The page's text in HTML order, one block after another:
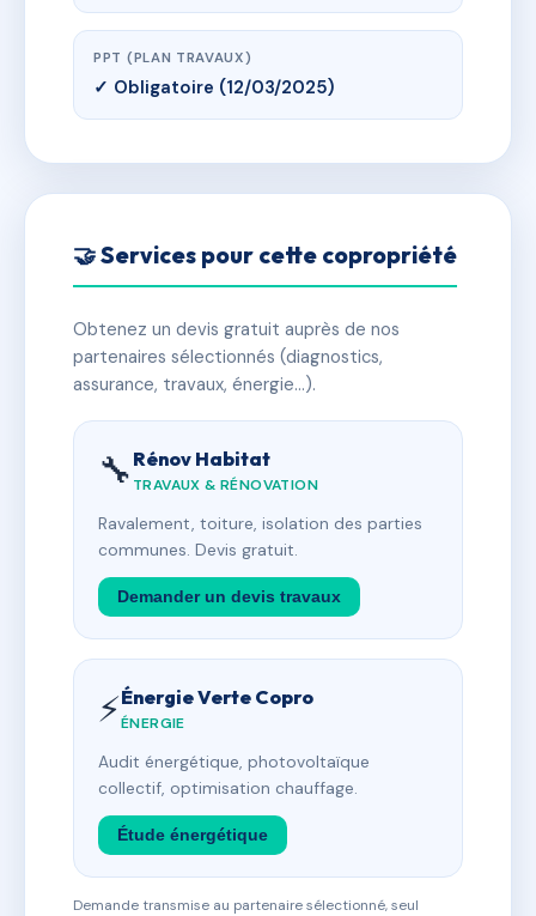
PPT (PLAN TRAVAUX)
✓ Obligatoire (12/03/2025)
🤝 Services pour cette copropriété
Obtenez un devis gratuit auprès de nos
partenaires sélectionnés (diagnostics,
assurance, travaux, énergie…).
🔧 Rénov Habitat
TRAVAUX & RÉNOVATION
Ravalement, toiture, isolation des parties
communes. Devis gratuit.
Demander un devis travaux
⚡Énergie Verte Copro
ÉNERGIE
Audit énergétique, photovoltaïque
collectif, optimisation chauffage.
Étude énergétique
Demande transmise au partenaire sélectionné, seul